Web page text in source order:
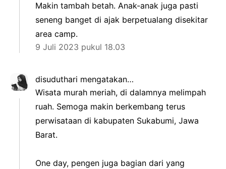
Makin tambah betah. Anak-anak juga pasti
seneng banget di ajak berpetualang disekitar
area camp.
9 Juli 2023 pukul 18.03
disuduthari mengatakan…
Wisata murah meriah, di dalamnya melimpah
ruah. Semoga makin berkembang terus
perwisataan di kabupaten Sukabumi, Jawa
Barat.
One day, pengen juga bagian dari yang